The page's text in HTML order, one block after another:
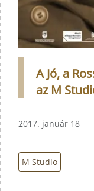
A Jó, a
az M
2017. január 18
M Studio